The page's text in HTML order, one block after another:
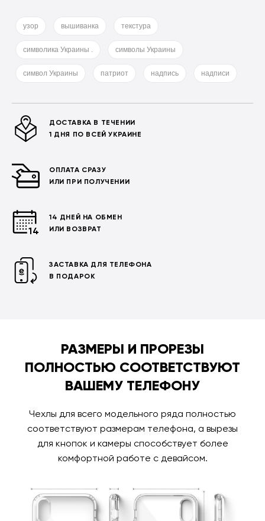
узор вышиванка текстура
символика Украины . символы Украины
символ Украины патриот надпись надписи
ДОСТАВКА В ТЕЧЕНИИ
1 ДНЯ ПО ВСЕЙ УКРАИНЕ
ОПЛАТА СРАЗУ
ИЛИ ПРИ ПОЛУЧЕНИИ
14 ДНЕЙ НА ОБМЕН
ИЛИ ВОЗВРАТ
ЗАСТАВКА ДЛЯ ТЕЛЕФОНА
В ПОДАРОК
РАЗМЕРЫ И ПРОРЕЗЫ
ПОЛНОСТЬЮ СООТВЕТСТВУЮТ
ВАШЕМУ ТЕЛЕФОНУ
Чехлы для всего модельного ряда полностью
соответствуют размерам телефона, а вырезы
для кнопок и камеры способствует более
комфортной работе с девайсом.